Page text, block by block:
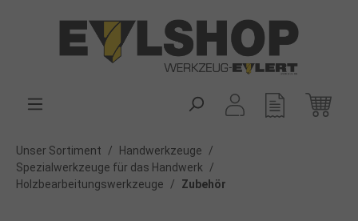
Unser Sortiment / Handwerkzeuge
/
Spezialwerkzeuge für das Handwerk
/
Holzbearbeitungswerkzeuge
/ Zubehör